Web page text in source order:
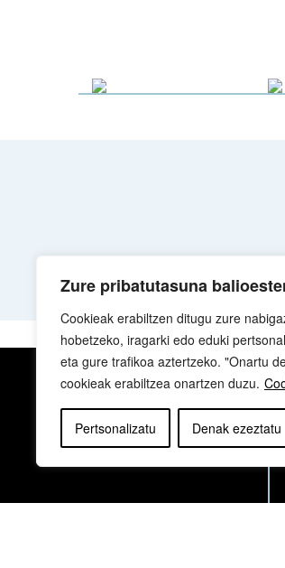
Zure pribatutasuna
Cookieak erabiltzen ditugu zure
hobetzeko, iragarki edo eduki
eta gure trafikoa aztertzeko. "Onartu
cookieak erabiltzea onartzen duzu.
Pertsonalizatu Denak ezeztatu